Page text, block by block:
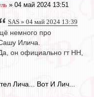
» 04 май 2024 13:51
SAS » 04 май 2024 13:39
немного про
Илича.
он официально гт НН,
Лича... Вот И Лич...